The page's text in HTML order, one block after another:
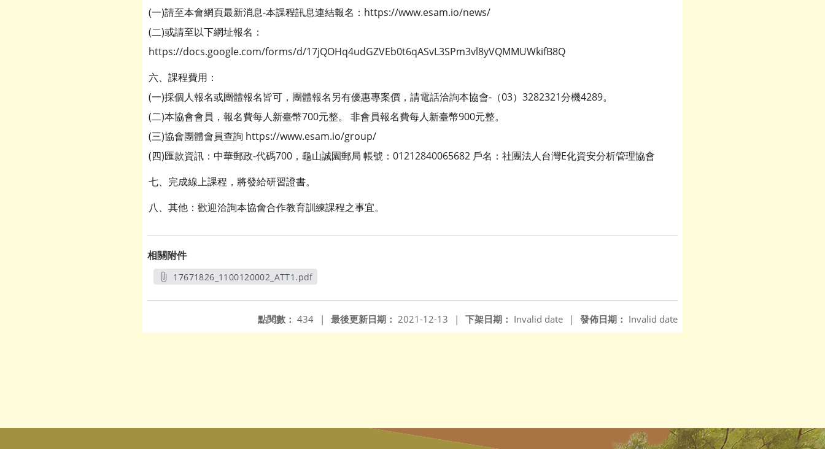
(一)請至本會網頁最新消息-本課程訊息連結報名：https://www.esam.io/news/
(二)或請至以下網址報名：
https://docs.google.com/forms/d/17jQOHq4udGZVEb0t6qASvL3SPm3vl8yVQMMUWkifB8Q
六、課程費用：
(一)採個人報名或團體報名皆可，團體報名另有優惠專案價，請電話洽詢本協會-（03）3282321分機4289。
(二)本協會會員，報名費每人新臺幣700元整。 非會員報名費每人新臺幣900元整。
(三)協會團體會員查詢 https://www.esam.io/group/
(四)匯款資訊：中華郵政-代碼700，龜山誠園郵局 帳號：01212840065682 戶名：社團法人台灣E化資安分析管理協會
七、完成線上課程，將發給研習證書。
八、其他：歡迎洽詢本協會合作教育訓練課程之事宜。
相關附件
17671826_1100120002_ATT1.pdf
發佈日期： Invalid date
下架日期： Invalid date |
最後更新日期： 2021-12-13 |
點閱數： 434 |